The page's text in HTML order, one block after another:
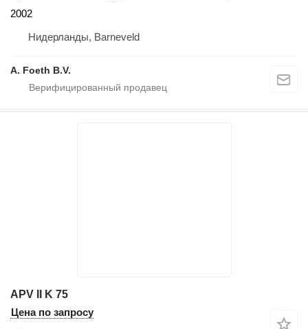
2002
Нидерланды, Barneveld
A. Foeth B.V.
APV II K 75
Цена по запросу